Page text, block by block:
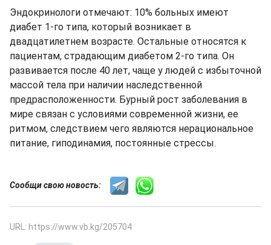
Эндокринологи отмечают: 10% больных имеют
диабет 1-го типа, который возникает в
двадцатилетнем возрасте. Остальные относятся к
пациентам, страдающим диабетом 2-го типа. Он
развивается после 40 лет, чаще у людей с избыточной
массой тела при наличии наследственной
предрасположенности. Бурный рост заболевания в
мире связан с условиями современной жизни, ее
ритмом, следствием чего являются нерациональное
питание, гиподинамия, постоянные стрессы.
Сообщи свою новость:
URL: https://www.vb.kg/205704